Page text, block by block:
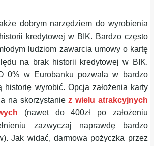
dobrym narzędziem do wyrobienia
kredytowej w BIK. Bardzo często
ludziom zawarcia umowy o kartę
na brak historii kredytowej w BIK.
0% w Eurobanku pozwala w bardzo
historię wyrobić. Opcja założenia karty
na skorzystaniez wielu atrakcyjnych
(nawet do 400zł po założeniu
zazwyczaj naprawdę bardzo
Jak widać, darmowa pożyczka przez